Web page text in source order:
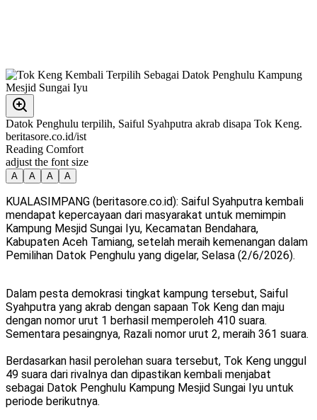
Datok Penghulu terpilih, Saiful Syahputra akrab disapa Tok Keng.
beritasore.co.id/ist
Reading Comfort
adjust the font size
A A A A
KUALASIMPANG (beritasore.co.id): Saiful Syahputra kembali
mendapat kepercayaan dari masyarakat untuk memimpin
Kampung Mesjid Sungai Iyu, Kecamatan Bendahara,
Kabupaten Aceh Tamiang, setelah meraih kemenangan dalam
Pemilihan Datok Penghulu yang digelar, Selasa (2/6/2026).
Dalam pesta demokrasi tingkat kampung tersebut, Saiful
Syahputra yang akrab dengan sapaan Tok Keng dan maju
dengan nomor urut 1 berhasil memperoleh 410 suara.
Sementara pesaingnya, Razali nomor urut 2, meraih 361 suara.
Berdasarkan hasil perolehan suara tersebut, Tok Keng unggul
49 suara dari rivalnya dan dipastikan kembali menjabat
sebagai Datok Penghulu Kampung Mesjid Sungai Iyu untuk
periode berikutnya.